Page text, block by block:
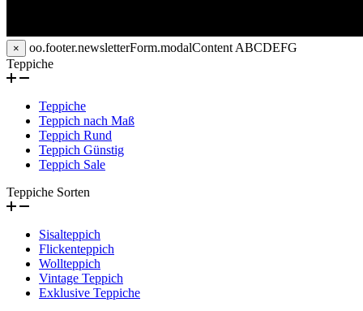
× oo.footer.newsletterForm.modalContentABCDEFG
Teppiche
Teppiche
Teppich nach Maß
Teppich Rund
Teppich Günstig
Teppich Sale
Teppiche Sorten
Sisalteppich
Flickenteppich
Wollteppich
Vintage Teppich
Exklusive Teppiche